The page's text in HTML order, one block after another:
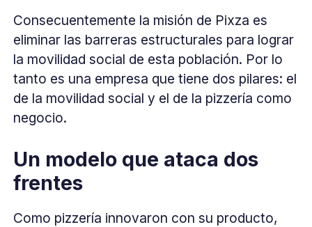
Consecuentemente la misión de Pixza es
eliminar las barreras estructurales para lograr
la movilidad social de esta población. Por lo
tanto es una empresa que tiene dos pilares: el
de la movilidad social y el de la pizzería como
negocio.
Un modelo que ataca dos
frentes
Como pizzería innovaron con su producto,